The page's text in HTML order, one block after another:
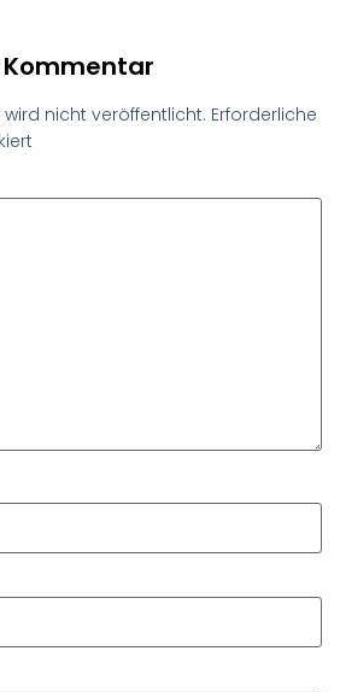
Kommentar
nicht veröffentlicht. Erforderliche